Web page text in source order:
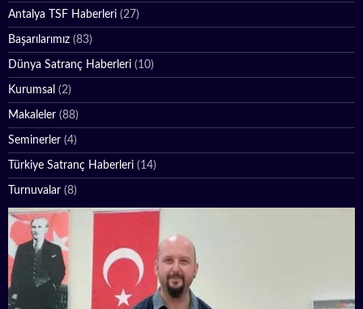
Antalya TSF Haberleri (27)
Başarılarımız (83)
Dünya Satranç Haberleri (10)
Kurumsal (2)
Makaleler (88)
Seminerler (4)
Türkiye Satranç Haberleri (14)
Turnuvalar (8)